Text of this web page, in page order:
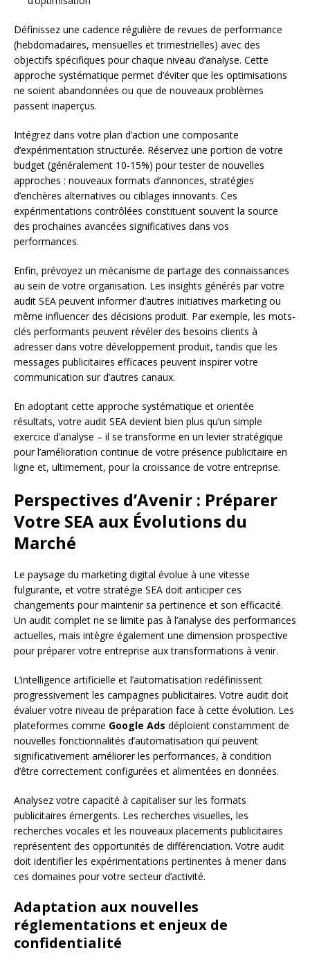
Définissez une cadence régulière de revues de performance
(hebdomadaires, mensuelles et trimestrielles) avec des
objectifs spécifiques pour chaque niveau d’analyse. Cette
approche systématique permet d’éviter que les optimisations
ne soient abandonnées ou que de nouveaux problèmes
passent inaperçus.
Intégrez dans votre plan d’action une composante
d’expérimentation structurée. Réservez une portion de votre
budget (généralement 10-15%) pour tester de nouvelles
approches : nouveaux formats d’annonces, stratégies
d’enchères alternatives ou ciblages innovants. Ces
expérimentations contrôlées constituent souvent la source
des prochaines avancées significatives dans vos
performances.
Enfin, prévoyez un mécanisme de partage des connaissances
au sein de votre organisation. Les insights générés par votre
audit SEA peuvent informer d’autres initiatives marketing ou
même influencer des décisions produit. Par exemple, les mots-
clés performants peuvent révéler des besoins clients à
adresser dans votre développement produit, tandis que les
messages publicitaires efficaces peuvent inspirer votre
communication sur d’autres canaux.
En adoptant cette approche systématique et orientée
résultats, votre audit SEA devient bien plus qu’un simple
exercice d’analyse – il se transforme en un levier stratégique
pour l’amélioration continue de votre présence publicitaire en
ligne et, ultimement, pour la croissance de votre entreprise.
Perspectives d’Avenir : Préparer
Votre SEA aux Évolutions du
Marché
Le paysage du marketing digital évolue à une vitesse
fulgurante, et votre stratégie SEA doit anticiper ces
changements pour maintenir sa pertinence et son efficacité.
Un audit complet ne se limite pas à l’analyse des performances
actuelles, mais intègre également une dimension prospective
pour préparer votre entreprise aux transformations à venir.
L’intelligence artificielle et l’automatisation redéfinissent
progressivement les campagnes publicitaires. Votre audit doit
évaluer votre niveau de préparation face à cette évolution. Les
plateformes comme Google Ads déploient constamment de
nouvelles fonctionnalités d’automatisation qui peuvent
significativement améliorer les performances, à condition
d’être correctement configurées et alimentées en données.
Analysez votre capacité à capitaliser sur les formats
publicitaires émergents. Les recherches visuelles, les
recherches vocales et les nouveaux placements publicitaires
représentent des opportunités de différenciation. Votre audit
doit identifier les expérimentations pertinentes à mener dans
ces domaines pour votre secteur d’activité.
Adaptation aux nouvelles
réglementations et enjeux de
confidentialité